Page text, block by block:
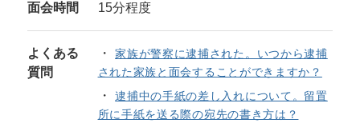
面会時間 15分程度
よくある
質問
家族が警察に逮捕された。いつから逮捕
された家族と面会することができますか？
逮捕中の手紙の差し入れについて。留置
所に手紙を送る際の宛先の書き方は？